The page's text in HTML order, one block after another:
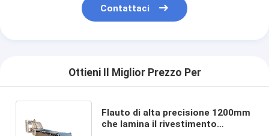
Contattaci
Ottieni Il Miglior Prezzo Per
Flauto di alta precisione 1200mm
che lamina il rivestimento